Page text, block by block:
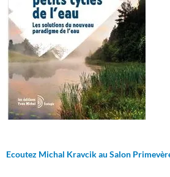
Ecoutez Michal Kravcik au Salon